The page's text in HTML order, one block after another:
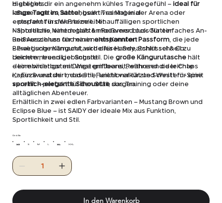
bietet es dir ein angenehm kühles Tragegefühl – ideal für
lange Tage im Sattel, beim Training in der Arena oder
entspannt in der Freizeit. Mit auffälligen sportlichen
Nahtdetails, einem glatten Reißverschluss für einfaches An-
und Ausziehen und einerentspannten Passform, die jede
Bewegung mitmacht, wird dieses Sweatshirt schnell zu
deinem neuen Lieblingsteil. Die große Kängurutasche hält
deine wichtigsten Dinge griffbereit, während die leichte
Kapuze und der moderne, leicht verkürzte Schnitt für eine
sportlich-elegante Silhouette sorgen.
Highlights:
- Supersoftes, atmungsaktives Material
– perfekt fürs Westernreiten
- Sportliche Nahtdetails & moderner Look Glatter
Reißverschluss für maximalen Komfort
- Praktische Kängurutasche für Handy, Schlüssel & Co.
Leichter, trendiger Schnitt
– kombinierbar mit Western Jeans, Reithosen oder Chaps
👉 Ein Sweatshirt, das Stil, Funktionalität und Western-Spirit
vereint – perfekt für den Stall, das Training oder deine
alltäglichen Abenteuer.
Erhältlich in zwei edlen Farbvarianten – Mustang Brown und
Eclipse Blue – ist SAIDY der ideale Mix aus Funktion,
Sportlichkeit und Stil.
XS S M L XL XXL
Größe
In den Warenkorb